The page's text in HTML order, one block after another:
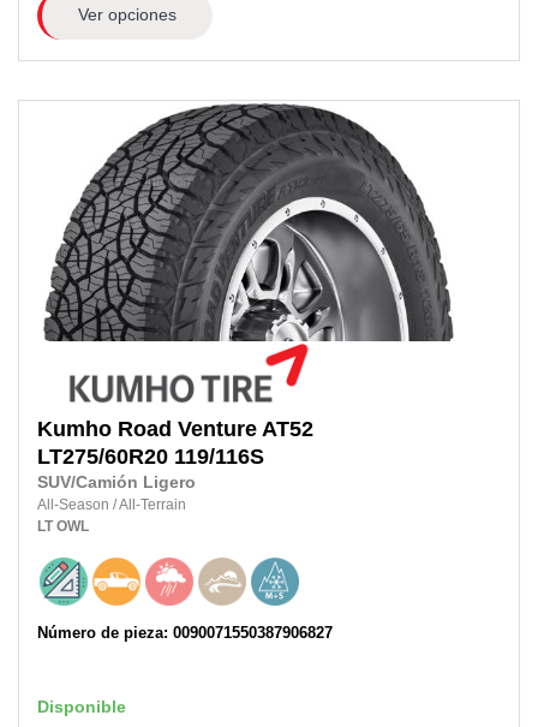
Ver opciones
Kumho Road Venture AT52
LT275/60R20 119/116S
SUV/Camión Ligero
All-Season /All-Terrain
LT OWL
Número de pieza: 0090071550387906827
Disponible